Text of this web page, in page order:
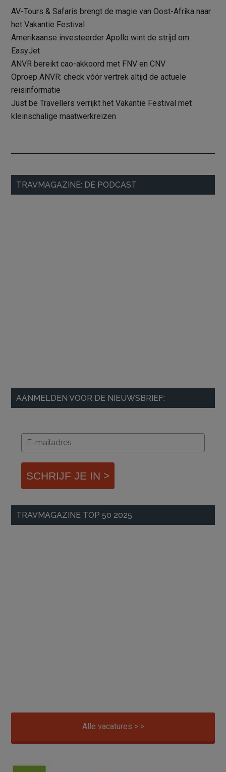
AV-Tours & Safaris brengt de magie van Oost-Afrika naar
het Vakantie Festival
Amerikaanse investeerder Apollo wint de strijd om
EasyJet
ANVR bereikt cao-akkoord met FNV en CNV
Oproep ANVR: check vóór vertrek altijd de actuele
reisinformatie
Just be Travellers verrijkt het Vakantie Festival met
kleinschalige maatwerkreizen
Primaire
Sidebar
TRAVMAGAZINE: DE PODCAST
AANMELDEN VOOR DE NIEUWSBRIEF:
SCHRIJF JE IN >
TRAVMAGAZINE TOP 50 2025
Alle vacatures > >